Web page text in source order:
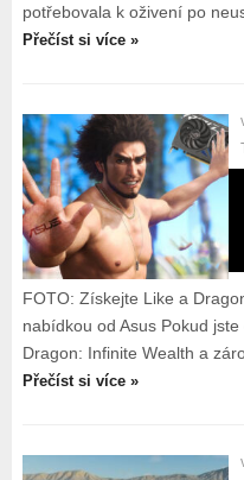
potřebovala k oživení po
Přečíst si více »
FOTO: Získejte Like a
nabídkou od Asus Pokud
Dragon: Infinite Wealth a
Přečíst si více »